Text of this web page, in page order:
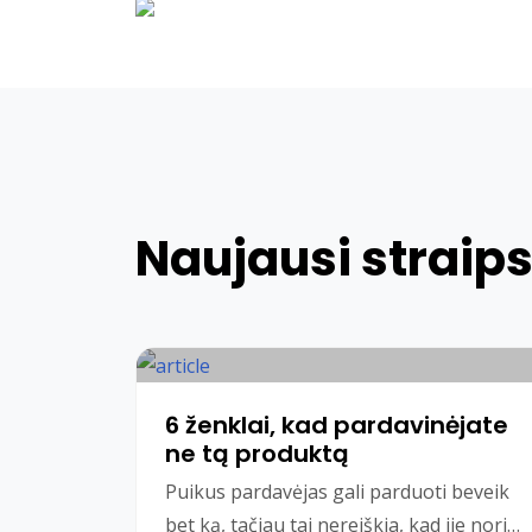
Naujausi
6 ženklai, kad pardavinėjate
ne tą produktą
Puikus pardavėjas gali parduoti beveik
bet ką, tačiau tai nereiškia, kad jie nori